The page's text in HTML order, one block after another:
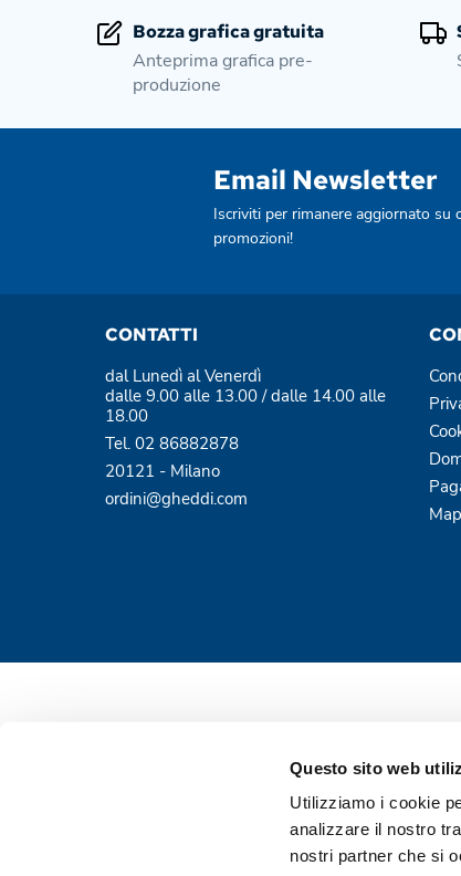
Questo sito web
Utilizziamo i cookie
analizzare il nostro
nostri partner che si
Bozza grafica gratuita
Anteprima grafica pre-
produzione
Email Newsletter
Iscriviti per rimanere aggiornato su
promozioni!
CONTATTI
dal Lunedì al Venerdì
dalle 9.00 alle 13.00 / dalle 14.00 alle
18.00
Tel. 02 86882878
20121 - Milano
ordini@gheddi.com